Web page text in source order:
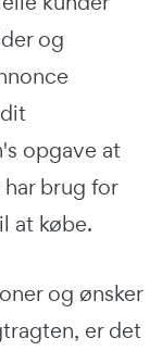
og
opgave at
brug for
at købe.
og ønsker
er det